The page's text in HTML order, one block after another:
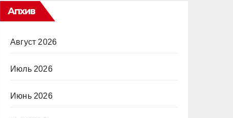
Апхив
Август 2026
Июль 2026
Июнь 2026